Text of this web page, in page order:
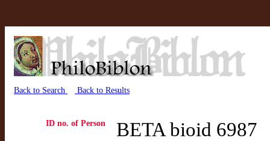
Back to Search Back to Results
ID no. of Person BETA bioid 6987